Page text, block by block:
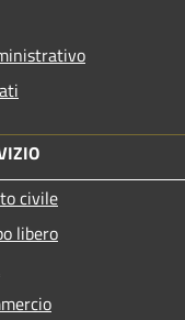
civile
libero